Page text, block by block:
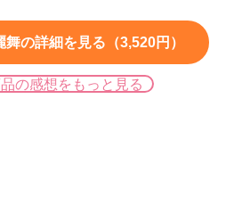
の詳細を見る（3,520円）
の感想をもっと見る